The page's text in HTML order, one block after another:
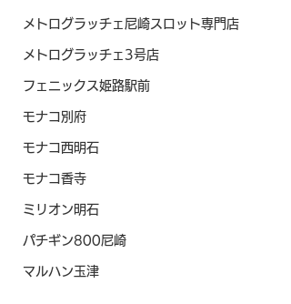
メトログラッチェ尼崎スロット専門店
メトログラッチェ3号店
フェニックス姫路駅前
モナコ別府
モナコ西明石
モナコ香寺
ミリオン明石
パチギン800尼崎
マルハン玉津